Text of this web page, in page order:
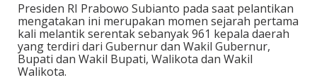
Presiden RI Prabowo Subianto pada saat pelantikan
mengatakan ini merupakan momen sejarah pertama
kali melantik serentak sebanyak 961 kepala daerah
yang terdiri dari Gubernur dan Wakil Gubernur,
Bupati dan Wakil Bupati, Walikota dan Wakil
Walikota.